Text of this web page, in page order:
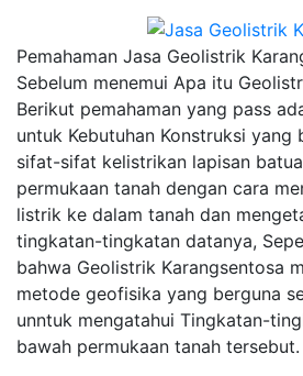
Pemahaman Jasa Geolistrik
Sebelum menemui Apa itu
Berikut pemahaman yang pass
untuk Kebutuhan Konstruksi yang
sifat-sifat kelistrikan lapisan
permukaan tanah dengan cara
listrik ke dalam tanah dan
tingkatan-tingkatan datanya,
bahwa Geolistrik Karangsentosa
metode geofisika yang berguna
unntuk mengatahui Tingkatan-
bawah permukaan tanah tersebut.